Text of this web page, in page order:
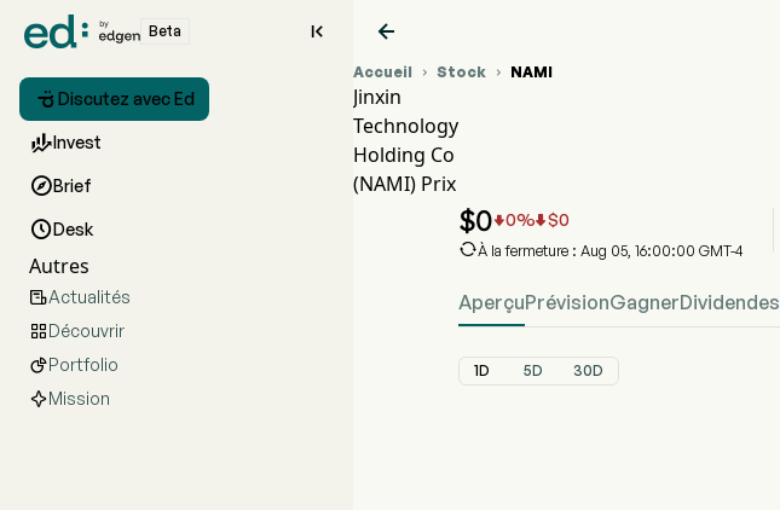
Beta 
 Discutez avec Ed
Invest
Brief
Desk
Autres
Actualités
Découvrir
Portfolio
Mission

Accueil  Stock  NAMI
Jinxin
Technology
Holding Co
(NAMI) Prix
$00% $0
À la fermeture : Aug 05, 16:00:00 GMT-4
AperçuPrévisionGagnerDividendes
1D 5D 30D